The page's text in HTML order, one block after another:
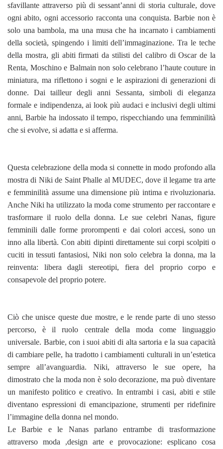
sfavillante attraverso più di sessant’anni di storia culturale, dove
ogni abito, ogni accessorio racconta una conquista. Barbie non è
solo una bambola, ma una musa che ha incarnato i cambiamenti
della società, spingendo i limiti dell’immaginazione. Tra le teche
della mostra, gli abiti firmati da stilisti del calibro di Oscar de la
Renta, Moschino e Balmain non solo celebrano l’haute couture in
miniatura, ma riflettono i sogni e le aspirazioni di generazioni di
donne. Dai tailleur degli anni Sessanta, simboli di eleganza
formale e indipendenza, ai look più audaci e inclusivi degli ultimi
anni, Barbie ha indossato il tempo, rispecchiando una femminilità
che si evolve, si adatta e si afferma.
Questa celebrazione della moda si connette in modo profondo alla
mostra di Niki de Saint Phalle al MUDEC, dove il legame tra arte
e femminilità assume una dimensione più intima e rivoluzionaria.
Anche Niki ha utilizzato la moda come strumento per raccontare e
trasformare il ruolo della donna. Le sue celebri Nanas, figure
femminili dalle forme prorompenti e dai colori accesi, sono un
inno alla libertà. Con abiti dipinti direttamente sui corpi scolpiti o
cuciti in tessuti fantasiosi, Niki non solo celebra la donna, ma la
reinventa: libera dagli stereotipi, fiera del proprio corpo e
consapevole del proprio potere.
Ciò che unisce queste due mostre, e le rende parte di uno stesso
percorso, è il ruolo centrale della moda come linguaggio
universale. Barbie, con i suoi abiti di alta sartoria e la sua capacità
di cambiare pelle, ha tradotto i cambiamenti culturali in un’estetica
sempre all’avanguardia. Niki, attraverso le sue opere, ha
dimostrato che la moda non è solo decorazione, ma può diventare
un manifesto politico e creativo. In entrambi i casi, abiti e stile
diventano espressioni di emancipazione, strumenti per ridefinire
l’immagine della donna nel mondo.
Le Barbie e le Nanas parlano entrambe di trasformazione
attraverso moda ,design arte e provocazione: esplicano cosa